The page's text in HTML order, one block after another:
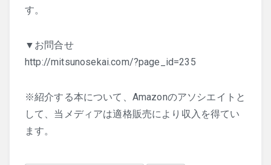
す。
▼お問合せ
http://mitsunosekai.com/?page_id=235
※紹介する本について、Amazonのアソシエイトと
して、当メディアは適格販売により収入を得てい
ます。